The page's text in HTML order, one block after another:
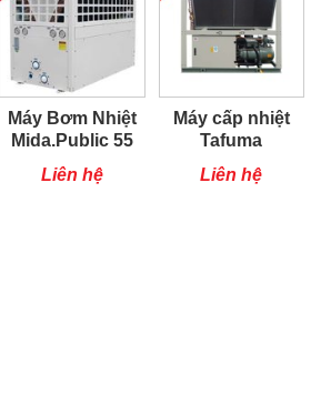
Máy Bơm Nhiệt
Mida.Public 55
Liên hệ
Máy cấp nhiệt
Tafuma
TSQ100RP
Liên hệ